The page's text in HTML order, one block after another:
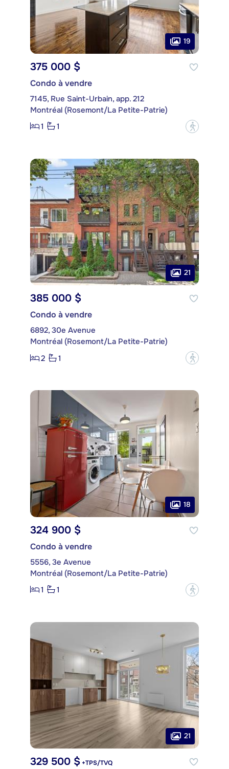
19
375 000 $
Condo à vendre
7145, Rue Saint-Urbain, app. 212
Montréal (Rosemont/La Petite-Patrie)
1
1 ?
21
385 000 $
Condo à vendre
6892, 30e Avenue
Montréal (Rosemont/La Petite-Patrie)
2
1 ?
18
324 900 $
Condo à vendre
5556, 3e Avenue
Montréal (Rosemont/La Petite-Patrie)
1
1 ?
21
329 500 $ +TPS/TVQ